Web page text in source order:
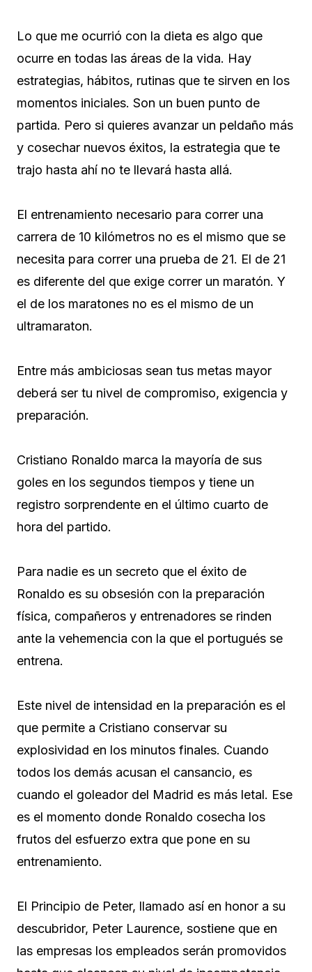
Lo que me ocurrió con la dieta es algo que
ocurre en todas las áreas de la vida. Hay
estrategias, hábitos, rutinas que te sirven en los
momentos iniciales. Son un buen punto de
partida. Pero si quieres avanzar un peldaño más
y cosechar nuevos éxitos, la estrategia que te
trajo hasta ahí no te llevará hasta allá.
El entrenamiento necesario para correr una
carrera de 10 kilómetros no es el mismo que se
necesita para correr una prueba de 21. El de 21
es diferente del que exige correr un maratón. Y
el de los maratones no es el mismo de un
ultramaraton.
Entre más ambiciosas sean tus metas mayor
deberá ser tu nivel de compromiso, exigencia y
preparación.
Cristiano Ronaldo marca la mayoría de sus
goles en los segundos tiempos y tiene un
registro sorprendente en el último cuarto de
hora del partido.
Para nadie es un secreto que el éxito de
Ronaldo es su obsesión con la preparación
física, compañeros y entrenadores se rinden
ante la vehemencia con la que el portugués se
entrena.
Este nivel de intensidad en la preparación es el
que permite a Cristiano conservar su
explosividad en los minutos finales. Cuando
todos los demás acusan el cansancio, es
cuando el goleador del Madrid es más letal. Ese
es el momento donde Ronaldo cosecha los
frutos del esfuerzo extra que pone en su
entrenamiento.
El Principio de Peter, llamado así en honor a su
descubridor, Peter Laurence, sostiene que en
las empresas los empleados serán promovidos